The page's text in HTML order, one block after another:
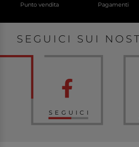
Punto vendita Pagamenti
SEGUICI SUI
SEGUICI